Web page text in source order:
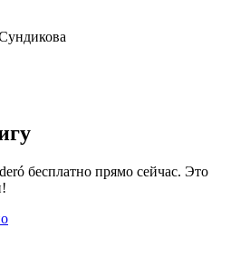
бесплатно прямо сейчас. Это